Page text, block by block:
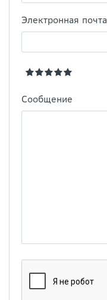
Электронная почта
Сообщение